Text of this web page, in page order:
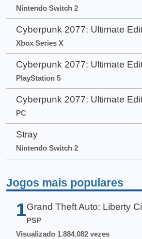
Nintendo Switch 2
Cyberpunk 2077: Ultimate
Xbox Series X
Cyberpunk 2077: Ultimate
PlayStation 5
Cyberpunk 2077: Ultimate
PC
Stray
Nintendo Switch 2
Jogos mais populares
1 Grand Theft Auto: Liberty
PSP
Visualizado 1.884.082 vezes